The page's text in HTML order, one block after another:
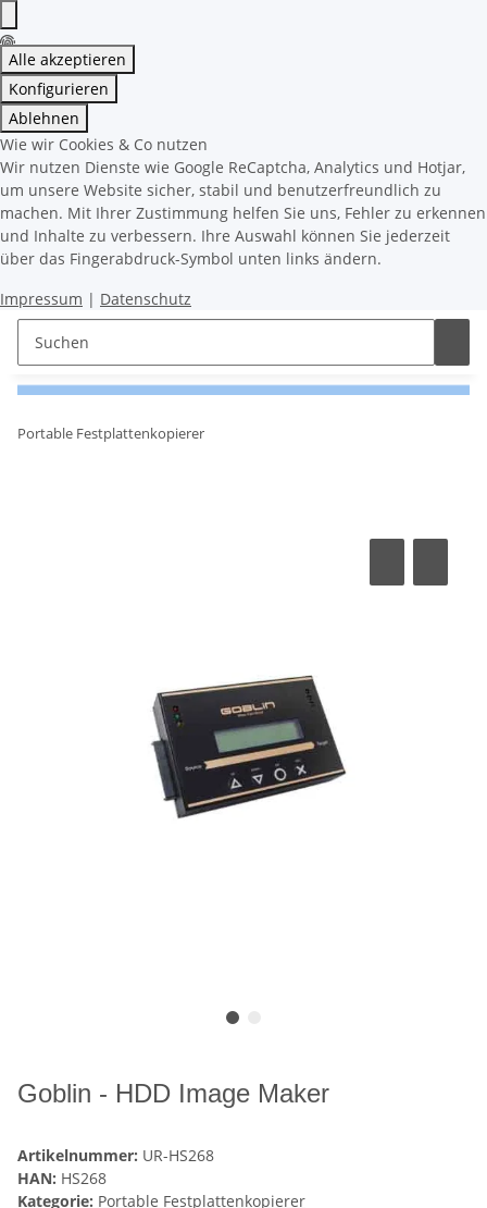
Alle akzeptieren
Konfigurieren
Ablehnen
Wie wir Cookies & Co nutzen
Wir nutzen Dienste wie Google ReCaptcha, Analytics und Hotjar,
um unsere Website sicher, stabil und benutzerfreundlich zu
machen. Mit Ihrer Zustimmung helfen Sie uns, Fehler zu erkennen
und Inhalte zu verbessern. Ihre Auswahl können Sie jederzeit
über das Fingerabdruck-Symbol unten links ändern.
Impressum | Datenschutz
Portable Festplattenkopierer
Goblin - HDD Image Maker
Artikelnummer: UR-HS268
HAN: HS268
Kategorie: Portable Festplattenkopierer